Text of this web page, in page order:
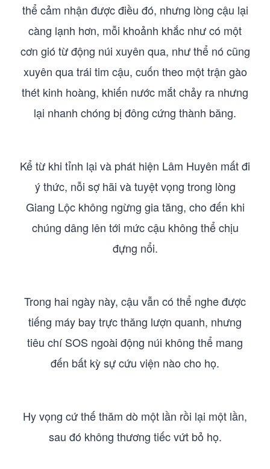
thể cảm nhận được điều đó, nhưng lòng cậu lại
càng lạnh hơn, mỗi khoảnh khắc như có một
cơn gió từ động núi xuyên qua, như thể nó cũng
xuyên qua trái tim cậu, cuốn theo một trận gào
thét kinh hoàng, khiến nước mắt chảy ra nhưng
lại nhanh chóng bị đông cứng thành băng.
Kể từ khi tỉnh lại và phát hiện Lâm Huyên mất đi
ý thức, nỗi sợ hãi và tuyệt vọng trong lòng
Giang Lộc không ngừng gia tăng, cho đến khi
chúng dâng lên tới mức cậu không thể chịu
đựng nổi.
Trong hai ngày này, cậu vẫn có thể nghe được
tiếng máy bay trực thăng lượn quanh, nhưng
tiêu chí SOS ngoài động núi không thể mang
đến bất kỳ sự cứu viện nào cho họ.
Hy vọng cứ thế thăm dò một lần rồi lại một lần,
sau đó không thương tiếc vứt bỏ họ.